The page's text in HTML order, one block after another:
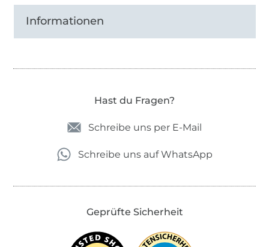
Informationen
Hast du Fragen?
Schreibe uns per E-Mail
Schreibe uns auf WhatsApp
Geprüfte Sicherheit